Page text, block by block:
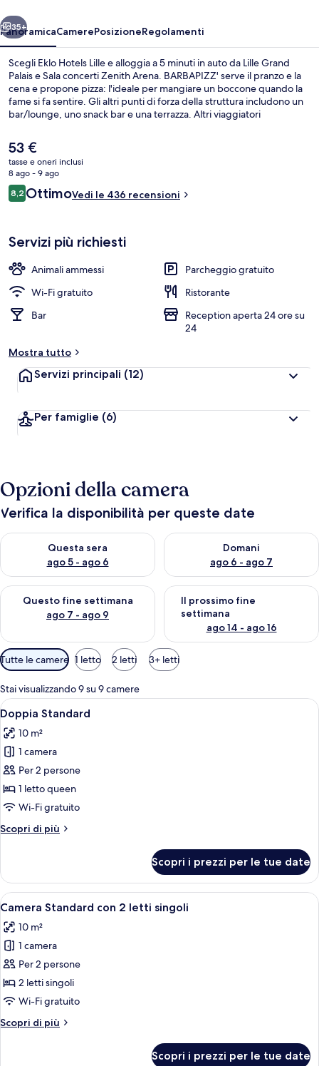
Avanti
35+
PanoramicaCamerePosizioneRegolamenti
Scegli Eklo Hotels Lille e alloggia a 5 minuti in auto da Lille Grand
Palais e Sala concerti Zenith Arena. BARBAPIZZ' serve il pranzo e la
cena e propone pizza: l'ideale per mangiare un boccone quando la
fame si fa sentire. Gli altri punti di forza della struttura includono un
bar/lounge, uno snack bar e una terrazza. Altri viaggiatori
mezzi pubblici: Stazione di Porte de Valenciennes si trova a 14 min di
distanza.
Il
prezzo
attuale
è
53 €
53 €
tasse e oneri inclusi
8 ago - 9 ago
Recensioni
8,28,2 su 10
OttimoVedi le 436 recensioni
Servizi più richiesti
Animali ammessi
Parcheggio gratuito
Wi-Fi gratuito
Ristorante
Bar
Reception aperta 24 ore su
24
Mostra tutto
Servizi principali (12)
Per famiglie (6)
Opzioni della camera
Verifica la disponibilità per queste date
Questa sera
ago 5 - ago 6
Verifica la disponibilità per questa sera, ago 5 - ago 6
Domani
ago 6 - ago 7
Verifica la disponibilità per
Questo fine settimana
ago 7 - ago 9
Verifica la disponibilità per questo fine settimana, ago 7 - ago
Il prossimo fine
settimana
ago 14 - ago 16
Verifica la disponibilità per il
Filtri
disponibili
per
le
camere
Tutte le camere 1 letto 2 letti 3+ letti
Stai visualizzando 9 su 9 camere
Apri
tutte
le
foto
per
Doppia
Standard
Una camera d'albergo con una
5
Doppia Standard
10 m²
1 camera
Per 2 persone
1 letto queen
Wi-Fi gratuito
Scopri di più
Altri
Standard
Scopri i prezzi per le tue date
Apri
tutte
le
foto
per
Camera
Standard
2
Una stanza piccola e moderna con
6
Camera Standard con 2 letti singoli
10 m²
1 camera
Per 2 persone
2 letti singoli
Wi-Fi gratuito
Scopri di più
Altri
Scopri i prezzi per le tue date